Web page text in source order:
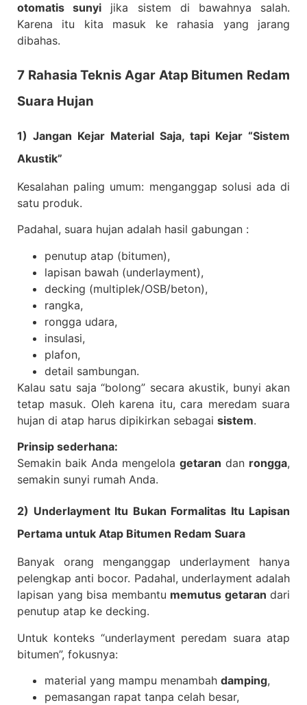
otomatis sunyi jika sistem di bawahnya salah.
Karena itu kita masuk ke rahasia yang jarang
dibahas.
7 Rahasia Teknis Agar Atap Bitumen Redam
Suara Hujan
1) Jangan Kejar Material Saja, tapi Kejar “Sistem
Akustik”
Kesalahan paling umum: menganggap solusi ada di
satu produk.
Padahal, suara hujan adalah hasil gabungan :
penutup atap (bitumen),
lapisan bawah (underlayment),
decking (multiplek/OSB/beton),
rangka,
rongga udara,
insulasi,
plafon,
detail sambungan.
Kalau satu saja “bolong” secara akustik, bunyi akan
tetap masuk. Oleh karena itu, cara meredam suara
hujan di atap harus dipikirkan sebagai sistem.
Prinsip sederhana:
Semakin baik Anda mengelola getaran dan rongga,
semakin sunyi rumah Anda.
2) Underlayment Itu Bukan Formalitas Itu Lapisan
Pertama untuk Atap Bitumen Redam Suara
Banyak orang menganggap underlayment hanya
pelengkap anti bocor. Padahal, underlayment adalah
lapisan yang bisa membantu memutus getaran dari
penutup atap ke decking.
Untuk konteks “underlayment peredam suara atap
bitumen”, fokusnya:
material yang mampu menambah damping,
pemasangan rapat tanpa celah besar,